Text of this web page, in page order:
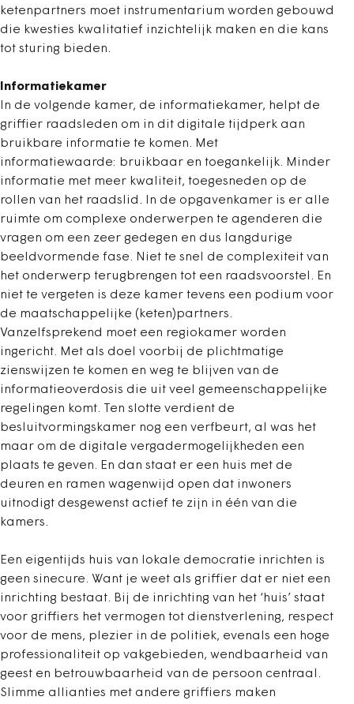
ketenpartners moet instrumentarium worden gebouwd
die kwesties kwalitatief inzichtelijk maken en die kans
tot sturing bieden.
Informatiekamer
In de volgende kamer, de informatiekamer, helpt de
griffier raadsleden om in dit digitale tijdperk aan
bruikbare informatie te komen. Met
informatiewaarde: bruikbaar en toegankelijk. Minder
informatie met meer kwaliteit, toegesneden op de
rollen van het raadslid. In de opgavenkamer is er alle
ruimte om complexe onderwerpen te agenderen die
vragen om een zeer gedegen en dus langdurige
beeldvormende fase. Niet te snel de complexiteit van
het onderwerp terugbrengen tot een raadsvoorstel. En
niet te vergeten is deze kamer tevens een podium voor
de maatschappelijke (keten)partners.
Vanzelfsprekend moet een regiokamer worden
ingericht. Met als doel voorbij de plichtmatige
zienswijzen te komen en weg te blijven van de
informatieoverdosis die uit veel gemeenschappelijke
regelingen komt. Ten slotte verdient de
besluitvormingskamer nog een verfbeurt, al was het
maar om de digitale vergadermogelijkheden een
plaats te geven. En dan staat er een huis met de
deuren en ramen wagenwijd open dat inwoners
uitnodigt desgewenst actief te zijn in één van die
kamers.
Een eigentijds huis van lokale democratie inrichten is
geen sinecure. Want je weet als griffier dat er niet een
inrichting bestaat. Bij de inrichting van het ‘huis’ staat
voor griffiers het vermogen tot dienstverlening, respect
voor de mens, plezier in de politiek, evenals een hoge
professionaliteit op vakgebieden, wendbaarheid van
geest en betrouwbaarheid van de persoon centraal.
Slimme allianties met andere griffiers maken